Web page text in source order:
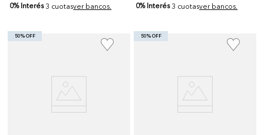
0% Interés 3 cuotasver bancos.
0% Interés 3 cuotasver bancos.
50% OFF 50% OFF